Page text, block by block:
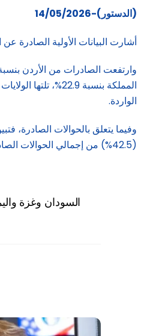
(الدستور)-14/05/2026
أشارت البيانات الأولية الصادرة عن البنك المركزي إلى
الواردة.
(42.5%) من إجمالي الحوالات الصادرة.
السودان وغزة